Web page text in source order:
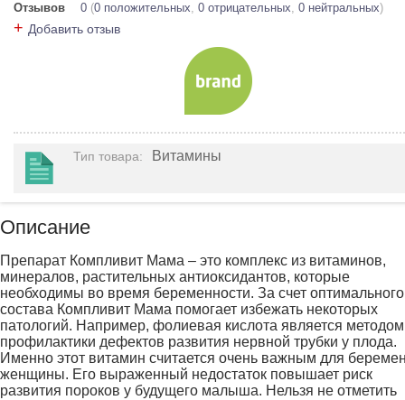
Отзывов
0 (0 положительных, 0 отрицательных, 0 нейтральных)
+ Добавить отзыв
Тип товара: Витамины
Описание
Препарат Компливит Мама – это комплекс из витаминов,
минералов, растительных антиоксидантов, которые
необходимы во время беременности. За счет оптимального
состава Компливит Мама помогает избежать некоторых
патологий. Например, фолиевая кислота является методом
профилактики дефектов развития нервной трубки у плода.
Именно этот витамин считается очень важным для
женщины. Его выраженный недостаток повышает риск
развития пороков у будущего малыша. Нельзя не отметить